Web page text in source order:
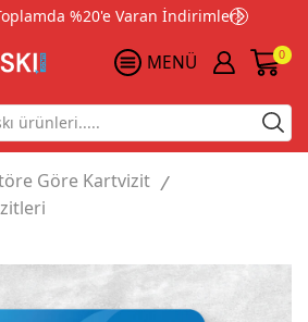
%20'e Varan İndirimler!
MENÜ 0
Search
input
Göre Kartvizit /